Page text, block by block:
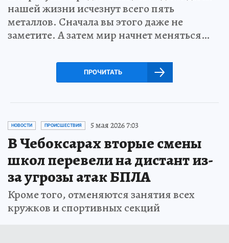
нашей жизни исчезнут всего пять
металлов. Сначала вы этого даже не
заметите. А затем мир начнет меняться…
ПРОЧИТАТЬ
НОВОСТИ ПРОИСШЕСТВИЯ 5 мая 2026 7:03
В Чебоксарах вторые смены
школ перевели на дистант из-
за угрозы атак БПЛА
Кроме того, отменяются занятия всех
кружков и спортивных секций